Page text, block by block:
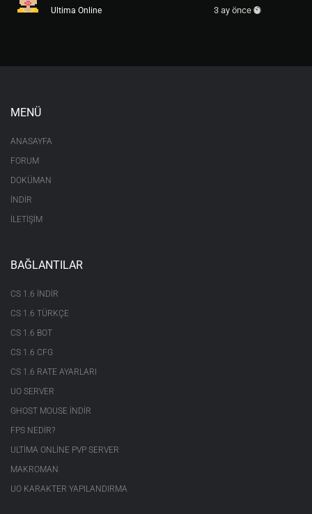
Ultima Online 3 ay önce
MENÜ
ANASAYFA
FORUM
DOKÜMAN
İNDİR
İLETİŞİM
BAĞLANTILAR
CS 1.6 INDIR
CS 1.6 TÜRKÇE
CS 1.6 BOT
CS 1.6 CFG
CS 1.6 RATE AYARLARI
UO SERVER
GHOST MOUSE INDIR
FPS NEDIR?
ULTIMA ONLINE PVP SERVER
MAKROMAN
UO KARAKTER YAPILANDIRMA